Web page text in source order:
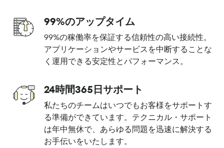
99%のアップタイム
99%の稼働率を保証する信頼性の高い接続性。
アプリケーションやサービスを中断することな
く運用できる安定性とパフォーマンス。
24時間365日サポート
私たちのチームはいつでもお客様をサポートす
る準備ができています。テクニカル・サポート
は年中無休で、あらゆる問題を迅速に解決する
お手伝いをいたします。